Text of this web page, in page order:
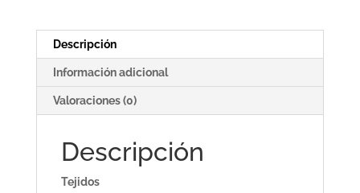
Descripción
Información adicional
Valoraciones (0)
Descripción
Tejidos